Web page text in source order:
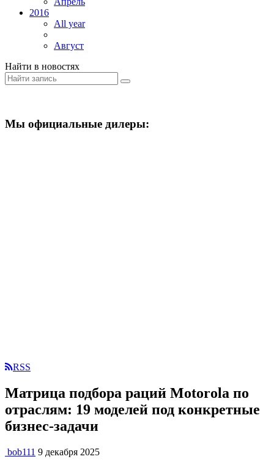
2016
All year
Август
Найти в новостях
Мы официальные дилеры:
RSS
Матрица подбора раций Motorola по
отраслям: 19 моделей под конкретные
бизнес-задачи
bob111 9 декабря 2025